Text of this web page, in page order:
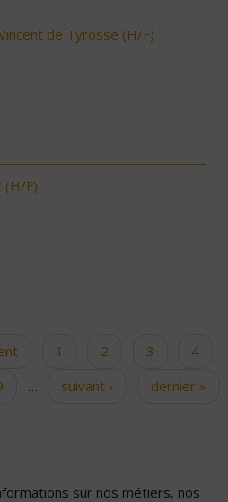
de Tyrosse (H/F)
(H/F)
1 2 3
4
… suivant › dernier »
sur nos métiers, nos